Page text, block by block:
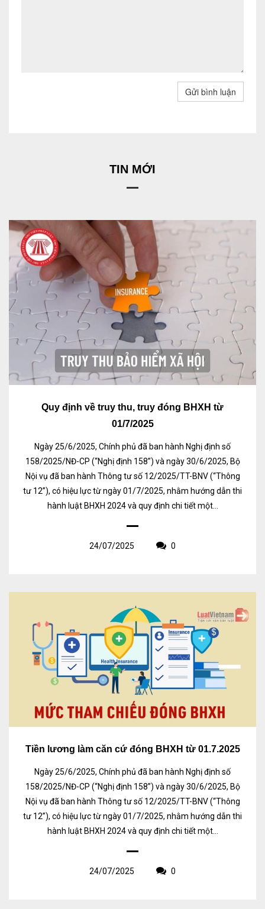
Gửi bình luận
TIN MỚI
Quy định về truy thu, truy đóng BHXH từ
01/7/2025
Ngày 25/6/2025, Chính phủ đã ban hành Nghị định số
158/2025/NĐ-CP (“Nghị định 158”) và ngày 30/6/2025, Bộ
Nội vụ đã ban hành Thông tư số 12/2025/TT-BNV (“Thông
tư 12”), có hiệu lực từ ngày 01/7/2025, nhằm hướng dẫn thi
hành luật BHXH 2024 và quy định chi tiết một...
24/07/2025 0
Tiền lương làm căn cứ đóng BHXH từ 01.7.2025
Ngày 25/6/2025, Chính phủ đã ban hành Nghị định số
158/2025/NĐ-CP (“Nghị định 158”) và ngày 30/6/2025, Bộ
Nội vụ đã ban hành Thông tư số 12/2025/TT-BNV (“Thông
tư 12”), có hiệu lực từ ngày 01/7/2025, nhằm hướng dẫn thi
hành luật BHXH 2024 và quy định chi tiết một...
24/07/2025 0